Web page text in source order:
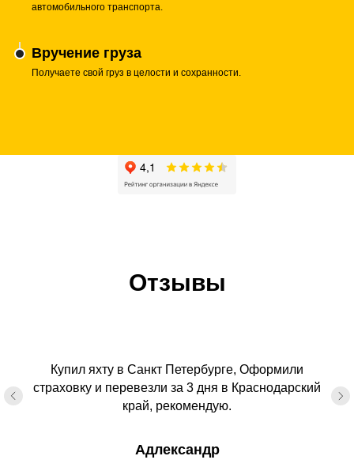
автомобильного транспорта.
Вручение груза
Получаете свой груз в целости и сохранности.
Отзывы
Купил яхту в Санкт Петербурге, Оформили
страховку и перевезли за 3 дня в Краснодарский
край, рекомендую.
Адлександр